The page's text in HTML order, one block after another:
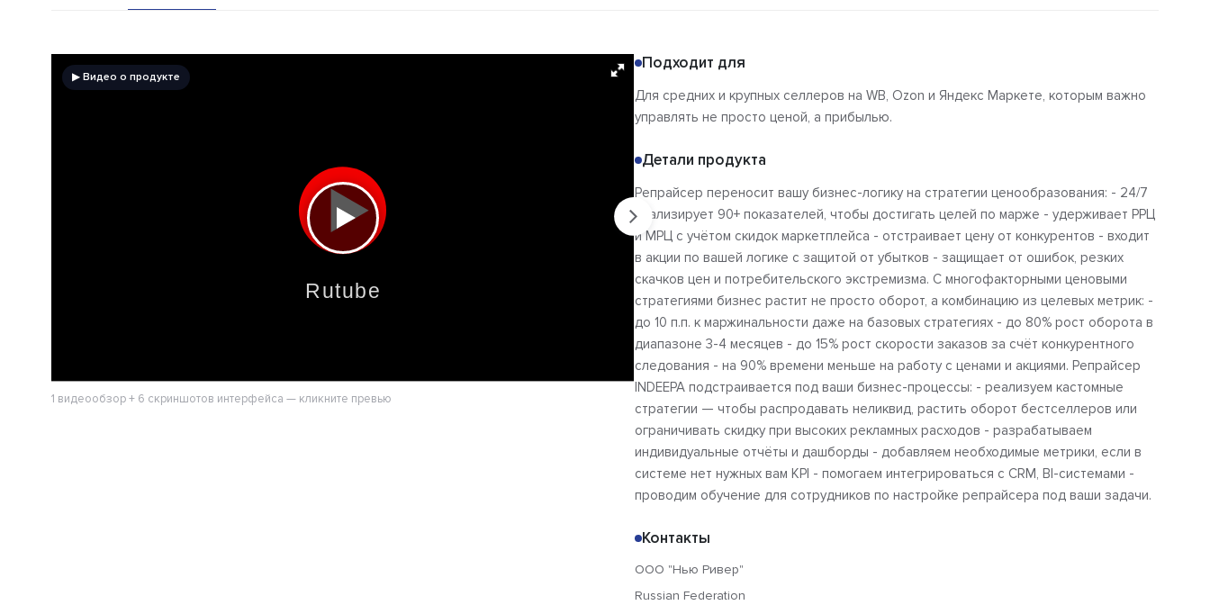
▶ Видео о продукте
1 видеообзор + 6 скриншотов интерфейса — кликните превью
Подходит для
Для средних и крупных селлеров на WB, Ozon и Яндекс Маркете, которым важно
управлять не просто ценой, а прибылью.
Детали продукта
Репрайсер переносит вашу бизнес-логику на стратегии ценообразования: - 24/7
анализирует 90+ показателей, чтобы достигать целей по марже - удерживает РРЦ
и МРЦ с учётом скидок маркетплейса - отстраивает цену от конкурентов - входит
в акции по вашей логике с защитой от убытков - защищает от ошибок, резких
скачков цен и потребительского экстремизма. С многофакторными ценовыми
стратегиями бизнес растит не просто оборот, а комбинацию из целевых метрик: -
до 10 п.п. к маржинальности даже на базовых стратегиях - до 80% рост оборота в
диапазоне 3-4 месяцев - до 15% рост скорости заказов за счёт конкурентного
следования - на 90% времени меньше на работу с ценами и акциями. Репрайсер
INDEEPA подстраивается под ваши бизнес-процессы: - реализуем кастомные
стратегии — чтобы распродавать неликвид, растить оборот бестселлеров или
ограничивать скидку при высоких рекламных расходов - разрабатываем
индивидуальные отчёты и дашборды - добавляем необходимые метрики, если в
системе нет нужных вам KPI - помогаем интегрироваться с CRM, BI-системами -
проводим обучение для сотрудников по настройке репрайсера под ваши задачи.
Контакты
ООО "Нью Ривер"
Russian Federation